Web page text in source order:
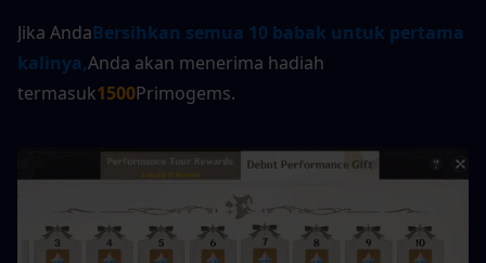
Jika AndaBersihkan semua 10 babak untuk pertama
kalinya,Anda akan menerima hadiah
termasuk1500Primogems.